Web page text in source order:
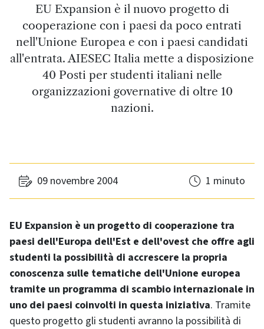
EU Expansion è il nuovo progetto di
cooperazione con i paesi da poco entrati
nell'Unione Europea e con i paesi candidati
all'entrata. AIESEC Italia mette a disposizione
40 Posti per studenti italiani nelle
organizzazioni governative di oltre 10
nazioni.
09 novembre 2004 1 minuto
EU Expansion è un progetto di cooperazione tra
paesi dell'Europa dell'Est e dell'ovest che offre agli
studenti la possibilità di accrescere la propria
conoscenza sulle tematiche dell'Unione europea
tramite un programma di scambio internazionale in
uno dei paesi coinvolti in questa iniziativa. Tramite
questo progetto gli studenti avranno la possibilità di